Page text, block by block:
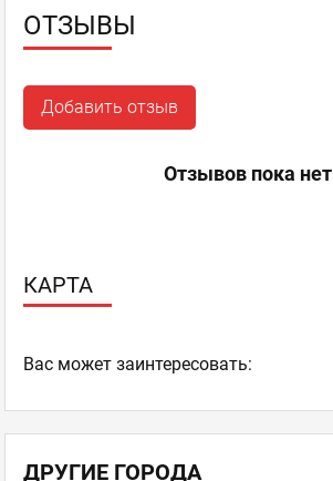
ОТЗЫВЫ
Добавить отзыв
Отзывов пока нет
КАРТА
Ваc может заинтересовать:
ДРУГИЕ ГОРОДА